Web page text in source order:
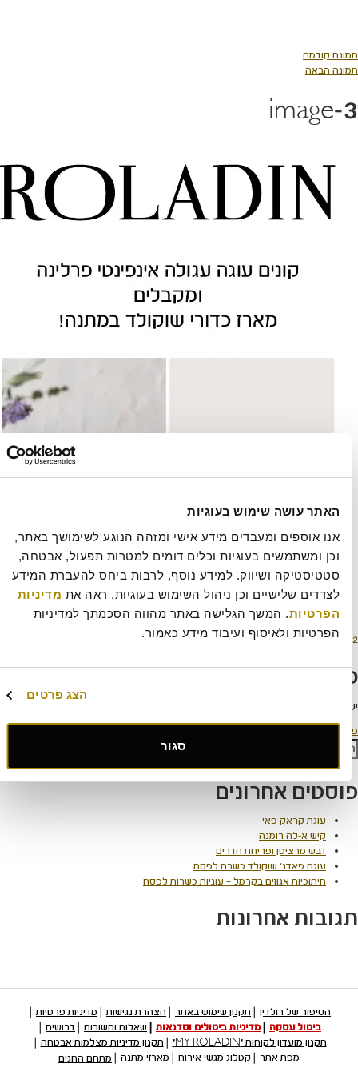
האתר עושה שימוש בעוגיות
אנו אוספים ומעבדים מידע אישי ומזהה הנוגע לשימושך באתר,
וכן ומשתמשים בעוגיות וכלים דומים למטרות תפעול, אבטחה,
סטטיסטיקה ושיווק. למידע נוסף, לרבות ביחס להעברת המידע
לצדדים שלישיים וכן ניהול השימוש בעוגיות, ראה את
מדיניות
הפרטיות
. המשך הגלישה באתר מהווה הסכמתך למדיניות
הפרטיות ולאיסוף ועיבוד מידע כאמור.
הצג פרטים
סגור
קודמת
הבאה
מסך
463 × 623
תגובה
להתחבר למערכת
ב
אחרונים
עוגת קראק פאי
קיש א-לה רומנה
דבש מרציפן ופריחת הדרים
עוגת פאדג' שוקולד כשרה לפסח
חיתוכיות אגוזים בקרמל – עוגיות כשרות לפסח
אחרונות
הסיפור של רולדין תקנון שימוש באתר הצהרת נגישות
מדיניות פרטיות
ביטול עסקה
מדיניות ביטולים וסדנאות שאלות ותשובות
דרושים
תקנון מועדון לקוחות "MY ROLADIN"
תקנון מדיניות מצלמות אבטחה
מפת אתר
קטלוג מגשי אירוח מארזי מתנה מתחם החגים